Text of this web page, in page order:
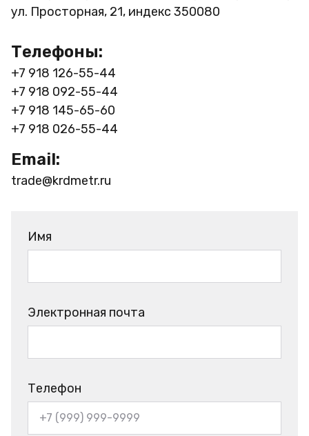
ул. Просторная, 21, индекс 350080
Телефоны:
+7 918 126-55-44
+7 918 092-55-44
+7 918 145-65-60
+7 918 026-55-44
Email:
trade@krdmetr.ru
Имя
Электронная почта
Телефон